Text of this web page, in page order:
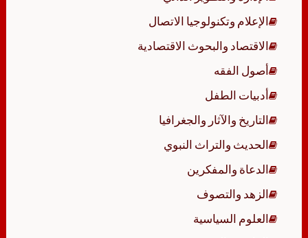
الإعلام وتكنولوجيا الاتصال
الاقتصاد والبحوث الاقتصادية
أصول الفقه
أدبيات الطفل
التاريخ والآثار والجغرافيا
الحديث والتراث النبوي
الدعاة والمفكرين
الزهد والتصوف
العلوم السياسية